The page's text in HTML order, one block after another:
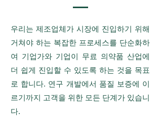
우리는 제조업체가 시장에 진입하기 위해
거쳐야 하는 복잡한 프로세스를 단순화하
여 기업가와 기업이 무료 의약품 산업에
더 쉽게 진입할 수 있도록 하는 것을 목표
로 합니다. 연구 개발에서 품질 보증에 이
르기까지 고객을 위한 모든 단계가 있습니
다.